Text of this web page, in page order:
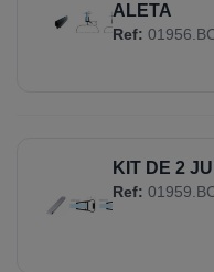
ALETA
Ref:
KIT DE 2
Ref: